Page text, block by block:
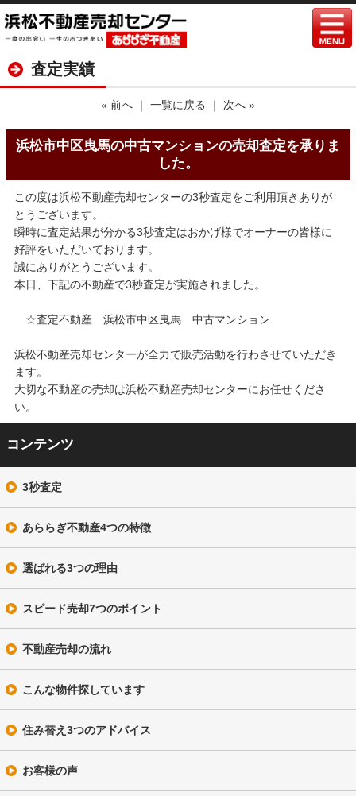
査定実績
« 前へ ｜ 一覧に戻る ｜ 次へ »
浜松市中区曳馬の中古マンションの売却査定を承りま
した。
この度は浜松不動産売却センターの3秒査定をご利用頂きありが
とうございます。
瞬時に査定結果が分かる3秒査定はおかげ様でオーナーの皆様に
好評をいただいております。
誠にありがとうございます。
本日、下記の不動産で3秒査定が実施されました。
☆査定不動産 浜松市中区曳馬 中古マンション
浜松不動産売却センターが全力で販売活動を行わさせていただき
ます。
大切な不動産の売却は浜松不動産売却センターにお任せくださ
い。
コンテンツ
3秒査定
あららぎ不動産4つの特徴
選ばれる3つの理由
スピード売却7つのポイント
不動産売却の流れ
こんな物件探しています
住み替え3つのアドバイス
お客様の声